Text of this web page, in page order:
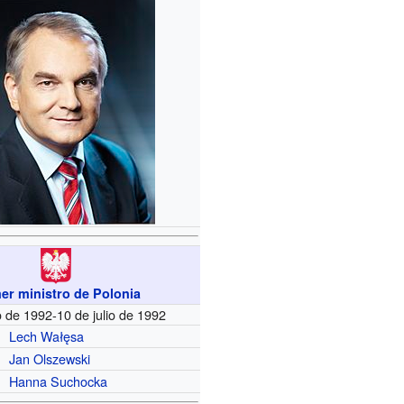
ministro de Polonia
de 1992-10 de julio de 1992
Lech Wałęsa
Jan Olszewski
Hanna Suchocka